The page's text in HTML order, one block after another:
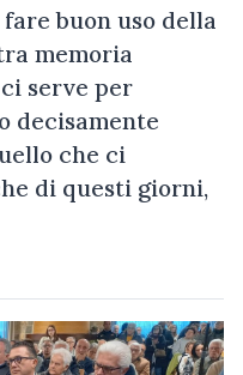
buon uso della
memoria
serve per
decisamente
che ci
di questi giorni,